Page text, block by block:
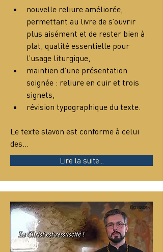
nouvelle reliure améliorée,
permettant au livre de s’ouvrir
plus aisément et de rester bien à
plat, qualité essentielle pour
l’usage liturgique,
maintien d’une présentation
soignée : reliure en cuir et trois
signets,
révision typographique du texte.
Le texte slavon est conforme à celui
des…
Lire la suite...